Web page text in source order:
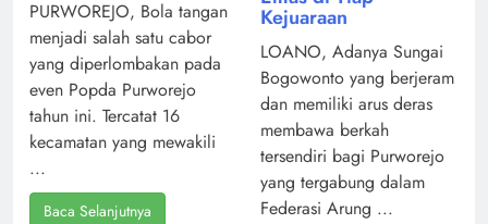
PURWOREJO, Bola tangan
menjadi salah satu cabor
yang diperlombakan pada
even Popda Purworejo
tahun ini. Tercatat 16
kecamatan yang mewakili
...
Baca Selanjutnya
Kejuaraan
LOANO, Adanya Sungai
Bogowonto yang berjeram
dan memiliki arus deras
membawa berkah
tersendiri bagi Purworejo
yang tergabung dalam
Federasi Arung ...